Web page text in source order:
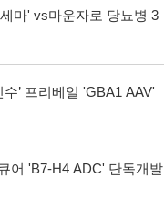
마' vs마운자로 당뇨병 3
수’ 프리베일 'GBA1 AAV'
어 'B7-H4 ADC' 단독개발